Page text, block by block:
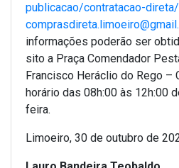
publicacao/contratacao-direta/
informações poderão ser
sito a Praça Comendador
Francisco Heráclio do Rego –
horário das 08h:00 às 12h:00
feira.
Limoeiro, 30 de outubro de